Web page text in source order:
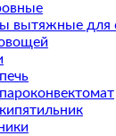
вытяжные для